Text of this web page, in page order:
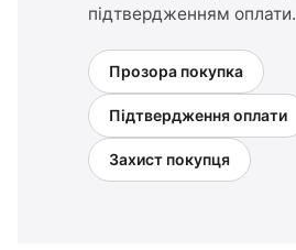
підтвердженням оплати.
Прозора покупка
Підтвердження оплати
Захист покупця